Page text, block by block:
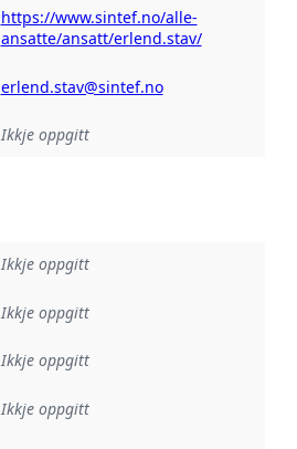
https://www.sintef.no/alle-
ansatte/ansatt/erlend.stav/
erlend.stav@sintef.no
Ikkje oppgitt
Ikkje oppgitt
:
Ikkje oppgitt
Ikkje oppgitt
:
Ikkje oppgitt